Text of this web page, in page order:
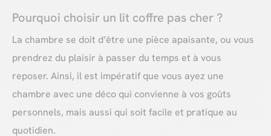
Pourquoi choisir un lit coffre pas cher ?
La chambre se doit d’être une pièce apaisante, ou vous
prendrez du plaisir à passer du temps et à vous
reposer. Ainsi, il est impératif que vous ayez une
chambre avec une déco qui convienne à vos goûts
personnels, mais aussi qui soit facile et pratique au
quotidien.